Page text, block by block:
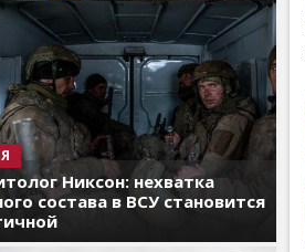
Никсон: нехватка
состава в ВСУ становится